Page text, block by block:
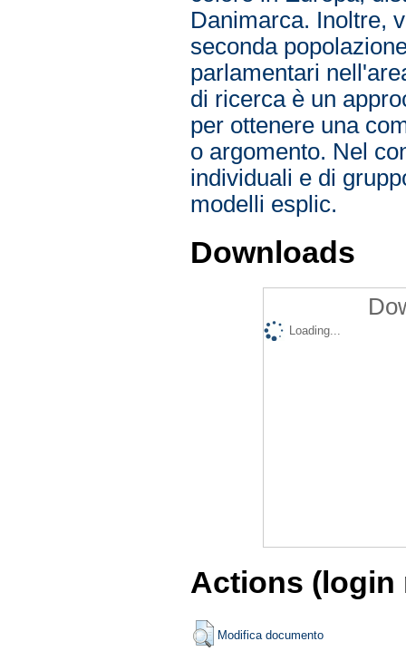
Danimarca. Inoltre,
seconda
parlamentari
di ricerca è un
per ottenere una
o argomento. Nel
individuali e di
modelli esplic.
Downloads
Loading...
Actions (login
Modifica documento